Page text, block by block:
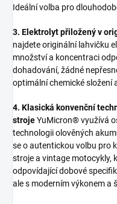
Ideální volba pro
3. Elektrolyt přiložený v
najdete originální lahvičku
množství a koncentraci
dohadování, žádné
optimální chemické složení
4. Klasická konvenční
strojeYuMicron® využívá
technologii olověných
se o autentickou volbu pro
stroje a vintage motocykly,
odpovídající dobové
ale s moderním výkonem a